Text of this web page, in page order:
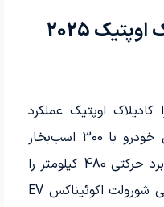
2025
کادیلاک اوپتیک عملکرد
بهتری خواهد داشت، چراکه این خودرو با 300 اسب‌­بخار
قدرت و 480 نیوتن‌متر گشتاور، برد حرکتی 480 کیلومتر را
ارائه می­‌دهد درحالی‌که برد حرکتی شورولت اکوئیناکس EV